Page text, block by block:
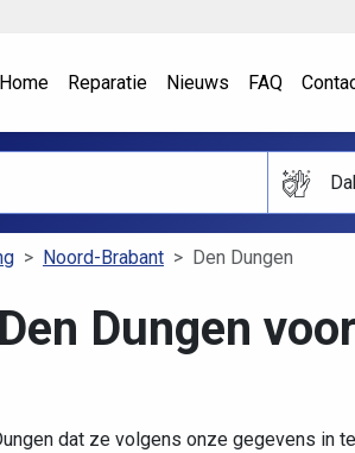
Home Reparatie Nieuws FAQ
Noord-Brabant Den Dungen
Dungen voor
dat ze volgens onze gegevens in